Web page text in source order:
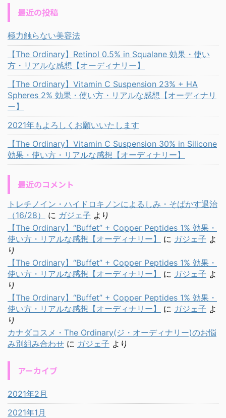
最近の投稿
極力触らない美容法
【The Ordinary】Retinol 0.5% in Squalane 効果・使い
方・リアルな感想【オーディナリー】
【The Ordinary】Vitamin C Suspension 23% + HA
Spheres 2% 効果・使い方・リアルな感想【オーディナリ
ー】
2021年もよろしくお願いいたします
【The Ordinary】Vitamin C Suspension 30% in Silicone
効果・使い方・リアルな感想【オーディナリー】
最近のコメント
トレチノイン・ハイドロキノンによるしみ・そばかす退治
（16/28）
に ガジェ子 より
【The Ordinary】“Buffet” + Copper Peptides 1% 効果・
使い方・リアルな感想【オーディナリー】
に ガジェ子 よ
り
【The Ordinary】“Buffet” + Copper Peptides 1% 効果・
使い方・リアルな感想【オーディナリー】
に ガジェ子 よ
り
【The Ordinary】“Buffet” + Copper Peptides 1% 効果・
使い方・リアルな感想【オーディナリー】
に ガジェ子 よ
り
カナダコスメ・The Ordinary(ジ・オーディナリー)のお悩
み別組み合わせ に ガジェ子 より
アーカイブ
2021年2月
2021年1月